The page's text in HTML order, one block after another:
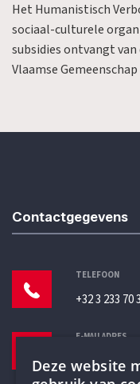
Het Humanistisch
sociaal-culturele
subsidies ontvangt van
Vlaamse Gemeenschap
Contactgegevens
TELEFOON
+32 3 233 70
E-MAILADRES
Deze website